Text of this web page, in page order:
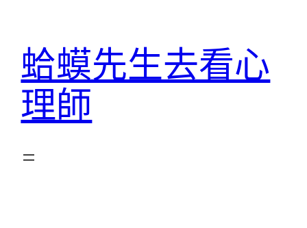
蛤蟆先生去看心
理師